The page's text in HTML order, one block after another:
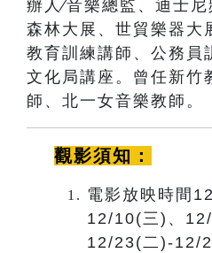
辦人∕音樂總監、迪士
森林大展、世貿樂器大
教育訓練講師、公務 員
文化局講座。曾任新竹
師、北一女音樂教師。
觀影須知：
電影放映時間
12/10(三)、12/
12/23(二)-12/